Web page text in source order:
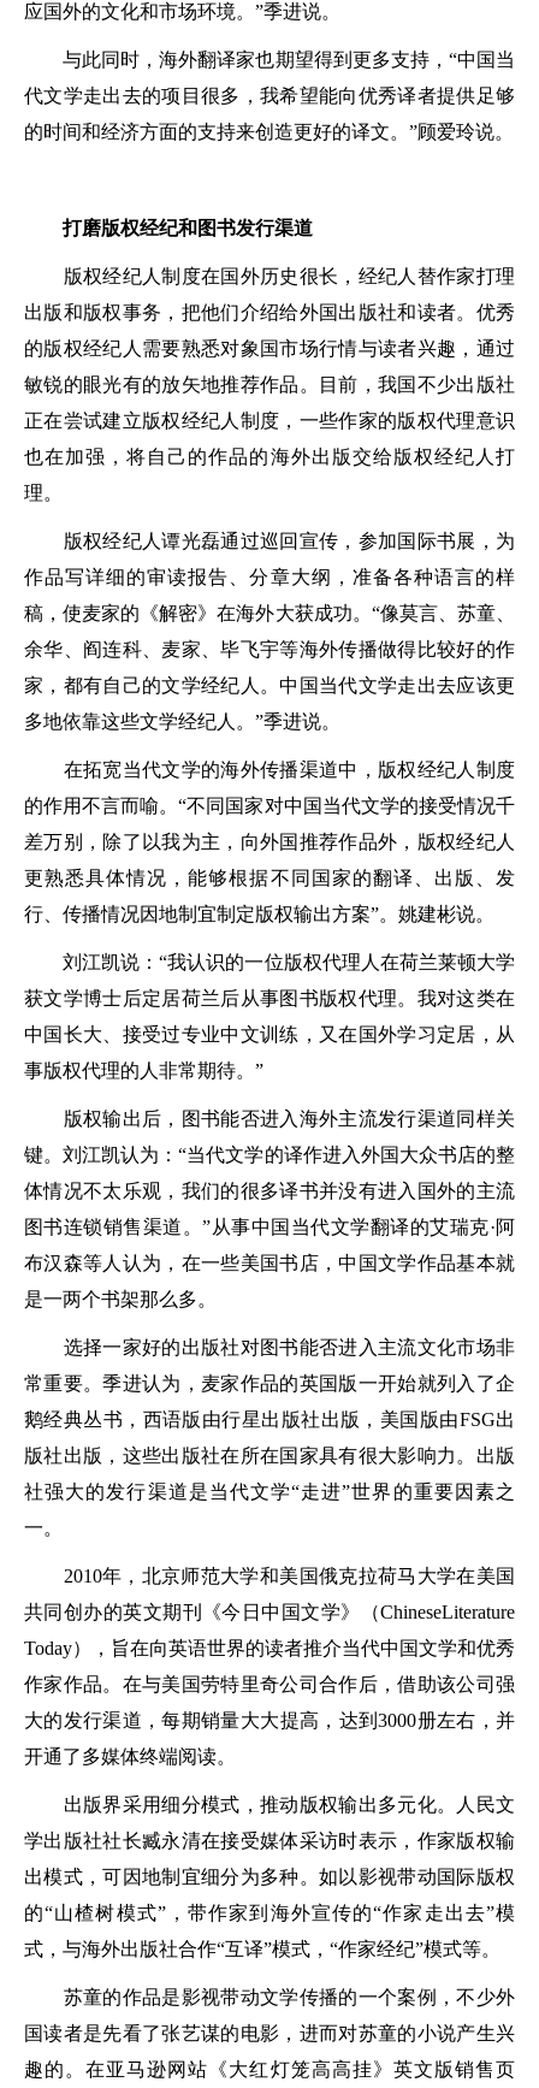
应国外的文化和市场环境。”季进说。
与此同时，海外翻译家也期望得到更多支持，“中国当
代文学走出去的项目很多，我希望能向优秀译者提供足够
的时间和经济方面的支持来创造更好的译文。”顾爱玲说。
打磨版权经纪和图书发行渠道
版权经纪人制度在国外历史很长，经纪人替作家打理
出版和版权事务，把他们介绍给外国出版社和读者。优秀
的版权经纪人需要熟悉对象国市场行情与读者兴趣，通过
敏锐的眼光有的放矢地推荐作品。目前，我国不少出版社
正在尝试建立版权经纪人制度，一些作家的版权代理意识
也在加强，将自己的作品的海外出版交给版权经纪人打
理。
版权经纪人谭光磊通过巡回宣传，参加国际书展，为
作品写详细的审读报告、分章大纲，准备各种语言的样
稿，使麦家的《解密》在海外大获成功。“像莫言、苏童、
余华、阎连科、麦家、毕飞宇等海外传播做得比较好的作
家，都有自己的文学经纪人。中国当代文学走出去应该更
多地依靠这些文学经纪人。”季进说。
在拓宽当代文学的海外传播渠道中，版权经纪人制度
的作用不言而喻。“不同国家对中国当代文学的接受情况千
差万别，除了以我为主，向外国推荐作品外，版权经纪人
更熟悉具体情况，能够根据不同国家的翻译、出版、发
行、传播情况因地制宜制定版权输出方案”。姚建彬说。
刘江凯说：“我认识的一位版权代理人在荷兰莱顿大学
获文学博士后定居荷兰后从事图书版权代理。我对这类在
中国长大、接受过专业中文训练，又在国外学习定居，从
事版权代理的人非常期待。”
版权输出后，图书能否进入海外主流发行渠道同样关
键。刘江凯认为：“当代文学的译作进入外国大众书店的整
体情况不太乐观，我们的很多译书并没有进入国外的主流
图书连锁销售渠道。”从事中国当代文学翻译的艾瑞克·阿
布汉森等人认为，在一些美国书店，中国文学作品基本就
是一两个书架那么多。
选择一家好的出版社对图书能否进入主流文化市场非
常重要。季进认为，麦家作品的英国版一开始就列入了企
鹅经典丛书，西语版由行星出版社出版，美国版由FSG出
版社出版，这些出版社在所在国家具有很大影响力。出版
社强大的发行渠道是当代文学“走进”世界的重要因素之
一。
2010年，北京师范大学和美国俄克拉荷马大学在美国
共同创办的英文期刊《今日中国文学》（ChineseLiterature
Today），旨在向英语世界的读者推介当代中国文学和优秀
作家作品。在与美国劳特里奇公司合作后，借助该公司强
大的发行渠道，每期销量大大提高，达到3000册左右，并
开通了多媒体终端阅读。
出版界采用细分模式，推动版权输出多元化。人民文
学出版社社长臧永清在接受媒体采访时表示，作家版权输
出模式，可因地制宜细分为多种。如以影视带动国际版权
的“山楂树模式”，带作家到海外宣传的“作家走出去”模
式，与海外出版社合作“互译”模式，“作家经纪”模式等。
苏童的作品是影视带动文学传播的一个案例，不少外
国读者是先看了张艺谋的电影，进而对苏童的小说产生兴
趣的。在亚马逊网站《大红灯笼高高挂》英文版销售页